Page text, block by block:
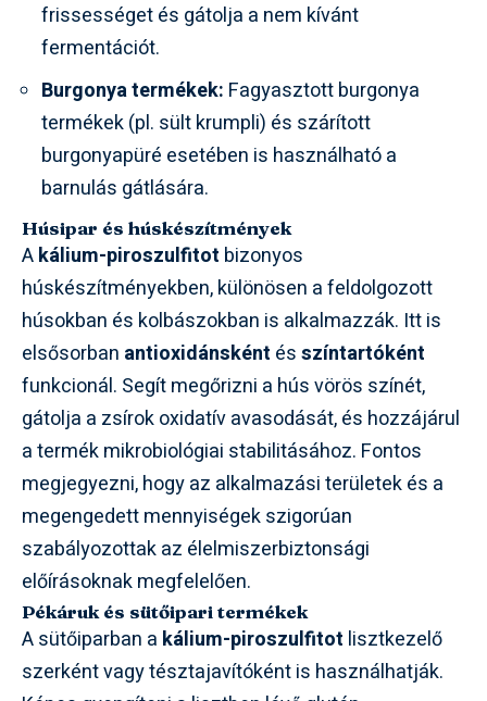
frissességet és gátolja a nem kívánt
fermentációt.
Burgonya termékek: Fagyasztott burgonya
termékek (pl. sült krumpli) és szárított
burgonyapüré esetében is használható a
barnulás gátlására.
Húsipar és húskészítmények
Akálium-piroszulfitot bizonyos
húskészítményekben, különösen a feldolgozott
húsokban és kolbászokban is alkalmazzák. Itt is
elsősorban antioxidánsként ésszíntartóként
funkcionál. Segít megőrizni a hús vörös színét,
gátolja a zsírok oxidatív avasodását, és hozzájárul
a termék mikrobiológiai stabilitásához. Fontos
megjegyezni, hogy az alkalmazási területek és a
megengedett mennyiségek szigorúan
szabályozottak az élelmiszerbiztonsági
előírásoknak megfelelően.
Pékáruk és sütőipari termékek
A sütőiparban a kálium-piroszulfitot lisztkezelő
szerként vagy tésztajavítóként is használhatják.